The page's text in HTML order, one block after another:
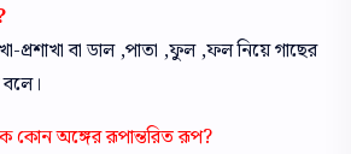
প্রশাখা বা ডাল ,পাতা ,ফুল ,ফল নিয়ে গাছের
কোন অঙ্গের রূপান্তরিত রূপ?